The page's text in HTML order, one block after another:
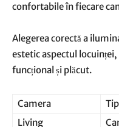
confortabile în fiecare
Alegerea corectă a
estetic aspectul
funcțional și plăcut.
Camera
Living